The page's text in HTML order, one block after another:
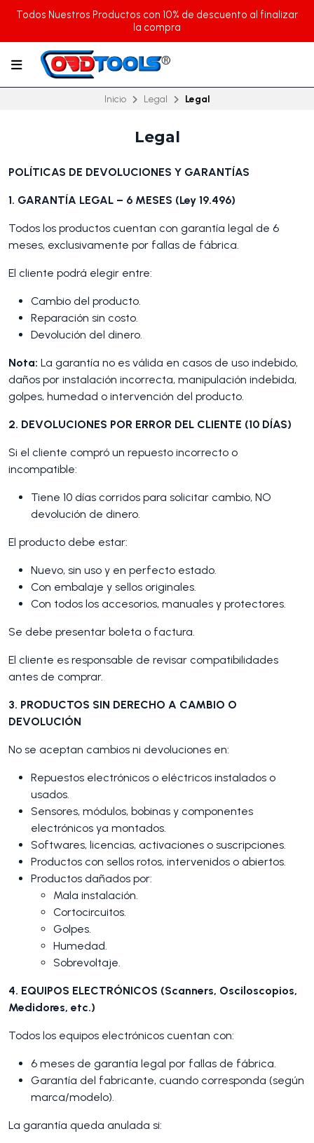
Todos Nuestros Productos con 10% de descuento al finalizar
la compra
Inicio Legal Legal
Legal
POLÍTICAS DE DEVOLUCIONES Y GARANTÍAS
1. GARANTÍA LEGAL – 6 MESES (Ley 19.496)
Todos los productos cuentan con garantía legal de 6
meses, exclusivamente por fallas de fábrica.
El cliente podrá elegir entre:
Cambio del producto.
Reparación sin costo.
Devolución del dinero.
Nota: La garantía no es válida en casos de uso indebido,
daños por instalación incorrecta, manipulación indebida,
golpes, humedad o intervención del producto.
2. DEVOLUCIONES POR ERROR DEL CLIENTE (10 DÍAS)
Si el cliente compró un repuesto incorrecto o
incompatible:
Tiene 10 días corridos para solicitar cambio, NO
devolución de dinero.
El producto debe estar:
Nuevo, sin uso y en perfecto estado.
Con embalaje y sellos originales.
Con todos los accesorios, manuales y protectores.
Se debe presentar boleta o factura.
El cliente es responsable de revisar compatibilidades
antes de comprar.
3. PRODUCTOS SIN DERECHO A CAMBIO O
DEVOLUCIÓN
No se aceptan cambios ni devoluciones en:
Repuestos electrónicos o eléctricos instalados o
usados.
Sensores, módulos, bobinas y componentes
electrónicos ya montados.
Softwares, licencias, activaciones o suscripciones.
Productos con sellos rotos, intervenidos o abiertos.
Productos dañados por:
Mala instalación.
Cortocircuitos.
Golpes.
Humedad.
Sobrevoltaje.
4. EQUIPOS ELECTRÓNICOS (Scanners, Osciloscopios,
Medidores, etc.)
Todos los equipos electrónicos cuentan con:
6 meses de garantía legal por fallas de fábrica.
Garantía del fabricante, cuando corresponda (según
marca/modelo).
La garantía queda anulada si: